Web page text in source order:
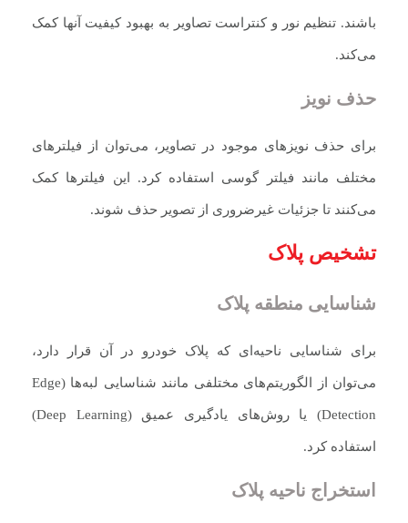
باشند. تنظیم نور و کنتراست تصاویر به بهبود کیفیت آنها کمک
می‌کند.
حذف نویز
برای حذف نویزهای موجود در تصاویر، می‌توان از فیلترهای
مختلف مانند فیلتر گوسی استفاده کرد. این فیلترها کمک
می‌کنند تا جزئیات غیرضروری از تصویر حذف شوند.
تشخیص پلاک
شناسایی منطقه پلاک
برای شناسایی ناحیه‌ای که پلاک خودرو در آن قرار دارد،
می‌توان از الگوریتم‌های مختلفی مانند شناسایی لبه‌ها (Edge
Detection) یا روش‌های یادگیری عمیق (Deep Learning)
استفاده کرد.
استخراج ناحیه پلاک